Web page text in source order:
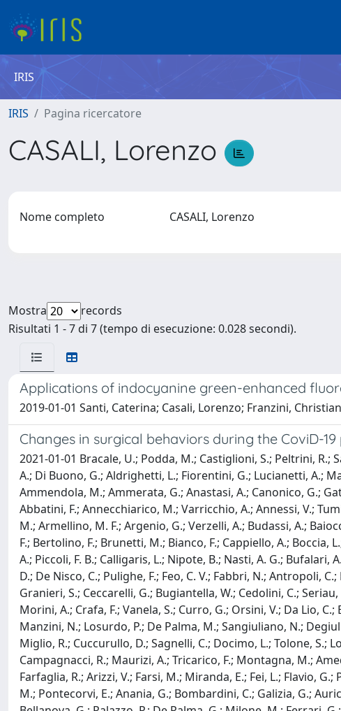
IRIS
IRIS Pagina ricercatore
CASALI, Lorenzo
Nome completo CASALI, Lorenzo
Mostra
records
Risultati 1 - 7 di 7 (tempo di esecuzione: 0.028 secondi).
Applications of indocyanine green-enhanced
2019-01-01 Santi, Caterina; Casali, Lorenzo; Franzini,
Changes in surgical behaviors during the CoviD-19
2021-01-01 Bracale, U.; Podda, M.; Castiglioni, S.; Peltrini, R.;
A.; Di Buono, G.; Aldrighetti, L.; Fiorentini, G.; Lucianetti, A.;
Ammendola, M.; Ammerata, G.; Anastasi, A.; Canonico, G.;
Abbatini, F.; Annecchiarico, M.; Varricchio, A.; Annessi, V.;
M.; Armellino, M. F.; Argenio, G.; Verzelli, A.; Budassi, A.;
F.; Bertolino, F.; Brunetti, M.; Bianco, F.; Cappiello, A.; Boccia,
A.; Piccoli, F. B.; Calligaris, L.; Nipote, B.; Nasti, A. G.;
D.; De Nisco, C.; Pulighe, F.; Feo, C. V.; Fabbri, N.; Antropoli,
Granieri, S.; Ceccarelli, G.; Bugiantella, W.; Cedolini, C.;
Morini, A.; Crafa, F.; Vanela, S.; Curro, G.; Orsini, V.; Da Lio,
Manzini, N.; Losurdo, P.; De Palma, M.; Sangiuliano, N.;
Miglio, R.; Cuccurullo, D.; Sagnelli, C.; Docimo, L.; Tolone, S.;
Campagnacci, R.; Maurizi, A.; Tricarico, F.; Montagna, M.;
Farfaglia, R.; Arizzi, V.; Farsi, M.; Miranda, E.; Fei, L.; Flavio,
M.; Pontecorvi, E.; Anania, G.; Bombardini, C.; Galizia, G.;